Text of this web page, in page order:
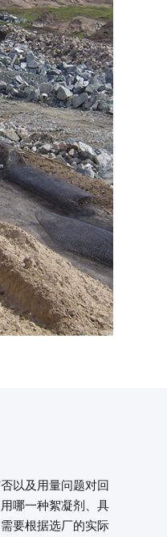
以及用量问题对回
哪一种絮凝剂、具
要根据选厂的实际